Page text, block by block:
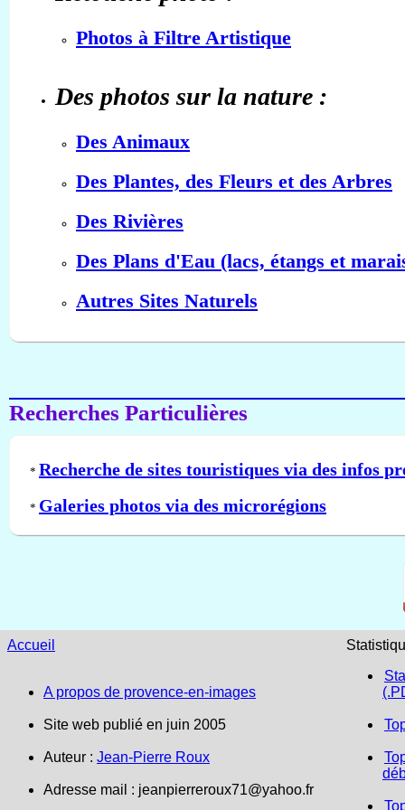
Photos à Filtre Artistique
Des photos sur la nature :
Des Animaux
Des Plantes, des Fleurs et des Arbres
Des Rivières
Des Plans d'Eau (lacs, étangs et
Autres Sites Naturels
Recherches Particulières
* Recherche de sites touristiques via des infos
* Galeries photos via des microrégions
Accueil
A propos de provence-en-images
Site web publié en juin 2005
Auteur : Jean-Pierre Roux
Adresse mail : jeanpierreroux71@yahoo.fr